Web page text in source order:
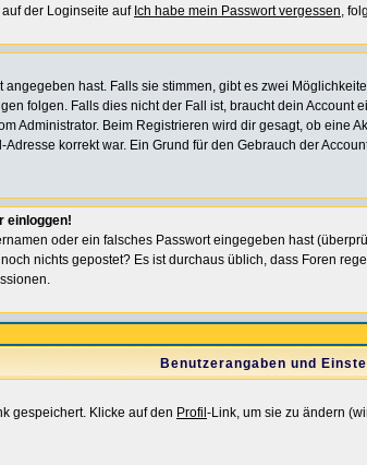
der Loginseite auf Ich habe mein Passwort vergessen,
hast. Falls sie stimmen, gibt es zwei
folgen. Falls dies nicht der Fall ist, braucht dein
Administrator. Beim Registrieren wird dir gesagt, ob
korrekt war. Ein Grund für den Gebrauch der
einloggen!
oder ein falsches Passwort eingegeben hast
nichts gepostet? Es ist durchaus üblich, dass Foren
Benutzerangaben und
gespeichert. Klicke auf den Profil -Link, um sie zu ändern